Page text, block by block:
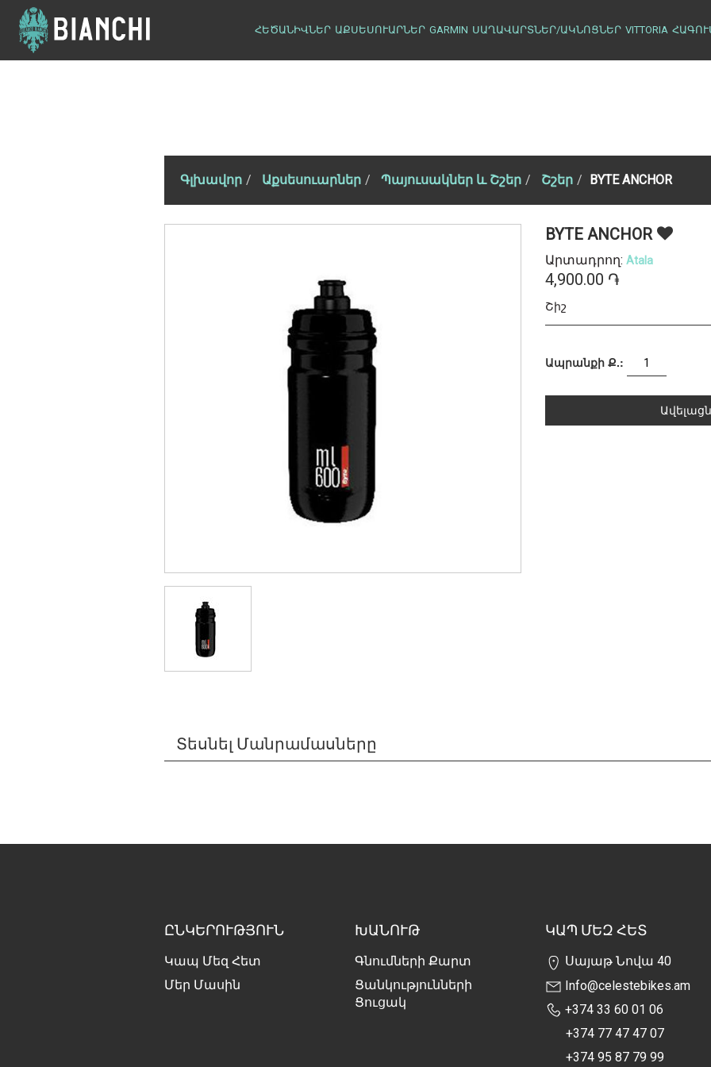
ՀԵԾԱՆԻՎՆԵՐ ԱՔՍԵՍՈՒԱՐՆԵՐ GARMIN ՍԱՂԱՎԱՐՏՆԵՐ/ԱԿՆՈՑՆԵՐ VITTORIA
Գլխավոր Աքսեսուարներ Պայուսակներ և Շշեր Շշեր BYTE ANCHOR
BYTE ANCHOR
Արտադրող: Atala
4,900.00 ֏
Շիշ
Ապրանքի Ք.:
Տեսնել Մանրամասները
ԸՆԿԵՐՈՒԹՅՈՒՆ
Կապ Մեզ Հետ
Մեր Մասին
ԽԱՆՈՒԹ
Գնումների Քարտ
Ցանկությունների
Ցուցակ
ԿԱՊ ՄԵԶ ՀԵՏ
Սայաթ Նովա 40
Info@celestebikes.am
+374 33 60 01 06
+374 77 47 47 07
+374 95 87 79 99